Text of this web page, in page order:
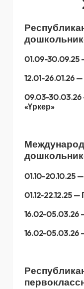
01.09-30.09.25
12.01-26.01.26
09.03-
«Үркер»
01.10-20.10.25
01.12-22.12.25
16.02-
16.02-